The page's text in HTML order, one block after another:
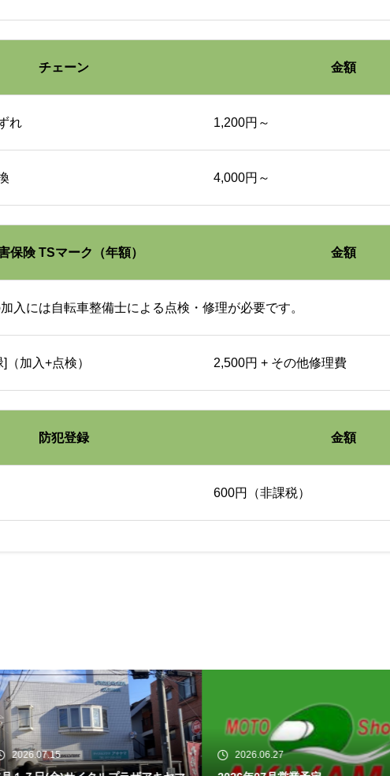
チェーン 金額
れ 1,200円～
4,000円～
保険 TSマーク（年額） 金額
入には自転車整備士による点検・修理が必要です。
（加入+点検） 2,500円 + その他修理費
防犯登録 金額
600円（非課税）
50cc
100cc以上
オイルフィルター交換
その他
チェーン調整
プラグ交換
ライト球交換
バッテリー充電（原付）
バッテリー充電（126cc以上）
2026.06.27 2026.06.26